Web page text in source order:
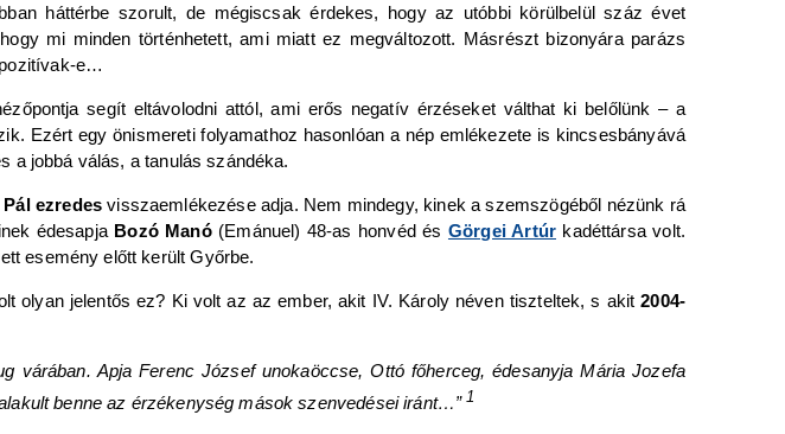
háttérbe szorult, de mégiscsak érdekes, hogy az utóbbi körülbelül száz évet
mi minden történhetett, ami miatt ez megváltozott. Másrészt bizonyára parázs
e…
segít eltávolodni attól, ami erős negatív érzéseket válthat ki belőlünk – a
Ezért egy önismereti folyamathoz hasonlóan a nép emlékezete is kincsesbányává
a jobbá válás, a tanulás szándéka.
Pál ezredesvisszaemlékezése adja. Nem mindegy, kinek a szemszögéből nézünk rá
édesapja Bozó Manó (Emánuel) 48-as honvéd és Görgei Artúr kadéttársa volt.
esemény előtt került Győrbe.
olyan jelentős ez? Ki volt az az ember, akit IV. Károly néven tiszteltek, s akit 2004-
várában. Apja Ferenc József unokaöccse, Ottó főherceg, édesanyja Mária Jozefa
benne az érzékenység mások szenvedései iránt…”1